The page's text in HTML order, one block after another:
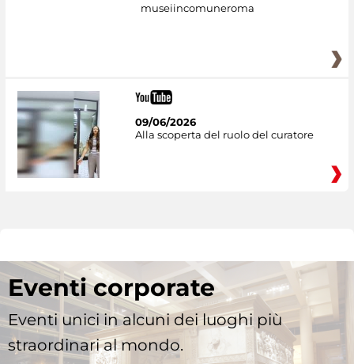
museiincomuneroma
09/06/2026
Alla scoperta del ruolo del curatore
Eventi corporate
Eventi unici in alcuni dei luoghi più
straordinari al mondo.